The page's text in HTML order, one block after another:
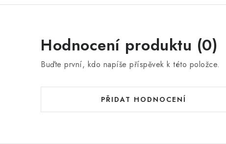
Hodnocení produktu (0)
Buďte první, kdo napíše příspěvek k této položce.
PŘIDAT HODNOCENÍ